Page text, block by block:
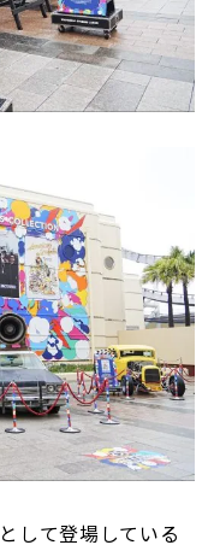
して登場している